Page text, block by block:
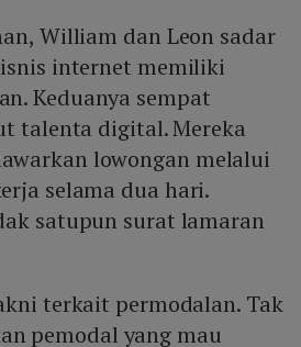
William dan Leon sadar
internet memiliki
Keduanya sempat
talenta digital. Mereka
lowongan melalui
selama dua hari.
satupun surat lamaran
terkait permodalan. Tak
pemodal yang mau